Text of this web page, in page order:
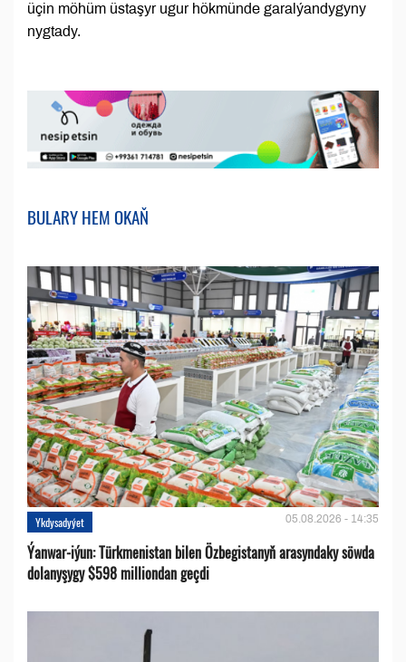
üçin möhüm üstaşyr ugur hökmünde garalýandygyny
nygtady.
BULARY HEM OKAŇ
Ykdysadyýet 05.08.2026 - 14:35
Ýanwar-iýun: Türkmenistan bilen Özbegistanyň arasyndaky söwda
dolanyşygy $598 milliondan geçdi